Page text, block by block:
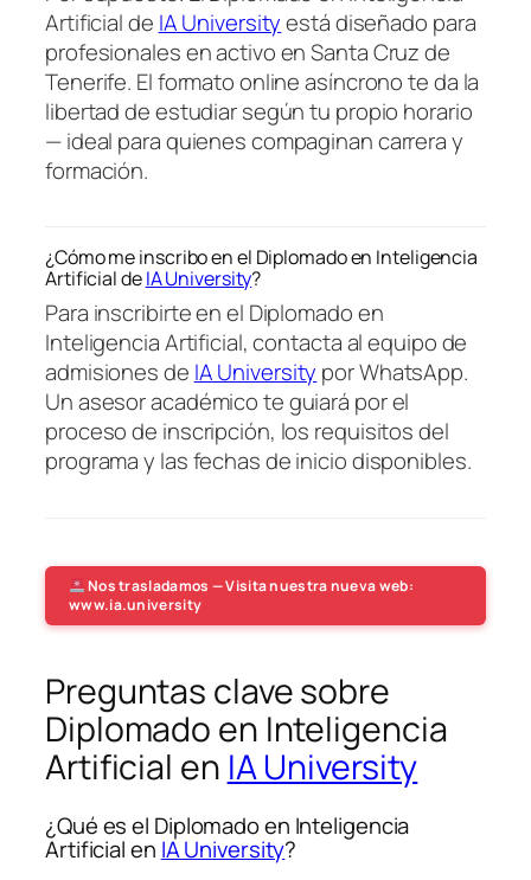
Artificial de IA Universityestá diseñado para
profesionales en activo en Santa Cruz de
Tenerife. El formato online asíncrono te da la
libertad de estudiar según tu propio horario
— ideal para quienes compaginan carrera y
formación.
¿Cómo me inscribo en el Diplomado en Inteligencia
Artificial deIA University?
Para inscribirte en el Diplomado en
Inteligencia Artificial, contacta al equipo de
admisiones de IA University por WhatsApp.
Un asesor académico te guiará por el
proceso de inscripción, los requisitos del
programa y las fechas de inicio disponibles.
Nos trasladamos — Visita nuestra nueva web:
www.ia.university
Preguntas clave sobre
Diplomado en Inteligencia
Artificial en IA University
¿Qué es el Diplomado en Inteligencia
Artificial en IA University?